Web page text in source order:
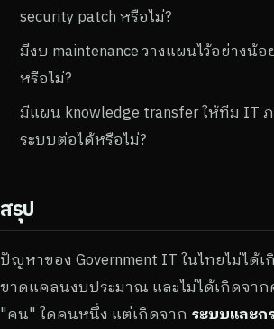
security patch หรือไม่?
มีงบ maintenance วางแผนไว้อย่างน้
หรือไม่?
มีแผน knowledge transfer ให้ทีม IT
ระบบต่อได้หรือไม่?
สรุป
ปัญหาของ Government IT ในไทยไม่ได้เ
ขาดแคลนงบประมาณ และไม่ได้เกิดจาก
"คน" ใดคนหนึ่ง แต่เกิดจาก ระบบและก